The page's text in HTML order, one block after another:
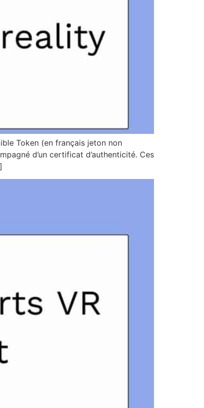
Token (en français jeton non
d’un certificat d’authenticité. Ces